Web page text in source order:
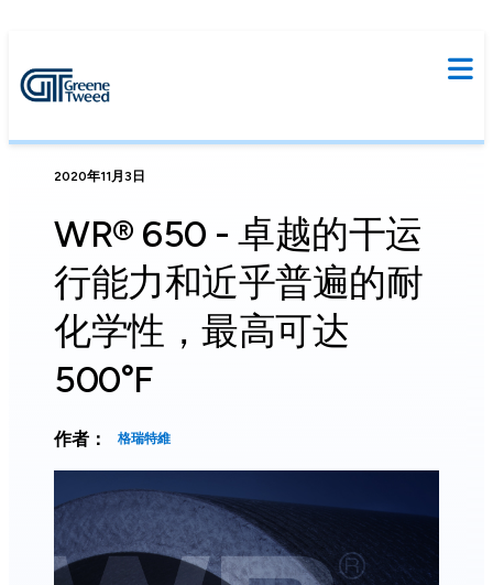
2020年11月3日
WR® 650 - 卓越的干运
行能力和近乎普遍的耐
化学性，最高可达
500°F
作者： 格瑞特維